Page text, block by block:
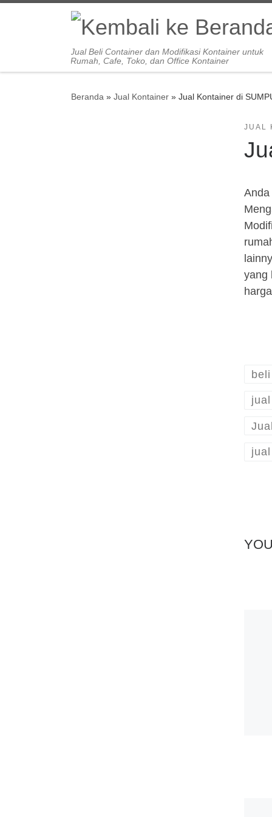
Skip to content
Jual Beli Container dan Modifikasi Kontainer untuk
Rumah, Cafe, Toko, dan Office Kontainer
Beranda » Jual Kontainer » Jual Kontainer di
JUAL
yang